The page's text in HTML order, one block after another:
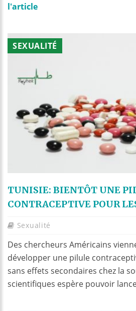
l'article
SEXUALITÉ
TUNISIE: BIENTÔT UNE
CONTRACEPTIVE POUR
Sexualité
Des chercheurs Américains
développer une pilule
sans effets secondaires chez la
scientifiques espère pouvoir